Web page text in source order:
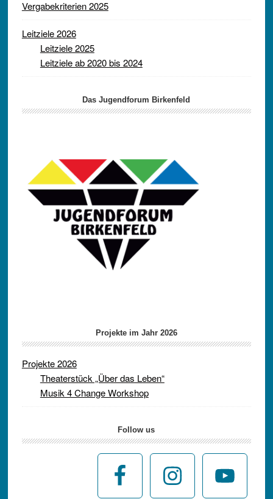
Vergabekriterien 2025
Leitziele 2026
Leitziele 2025
Leitziele ab 2020 bis 2024
Das Jugendforum Birkenfeld
Projekte im Jahr 2026
Projekte 2026
Theaterstück „Über das Leben“
Musik 4 Change Workshop
Follow us